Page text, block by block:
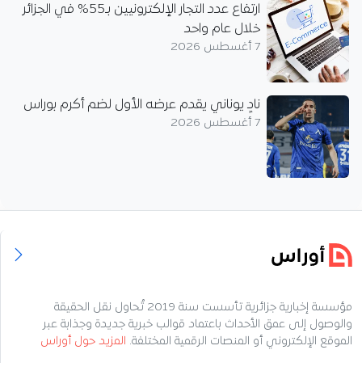
ارتفاع عدد التجار الإلكترونيين بـ55% في الجزائر
خلال عام واحد
7 أغسطس 2026
نادٍ يوناني يقدم عرضه الأول لضم أكرم بوراس
7 أغسطس 2026
مؤسسة إخبارية جزائرية تأسست سنة 2019 تُحاول نقل الحقيقة
والوصول إلى عمق الأحداث باعتماد قوالب خبرية جديدة وجذابة عبر
الموقع الإلكتروني أو المنصات الرقمية المختلفة. المزيد حول أوراس